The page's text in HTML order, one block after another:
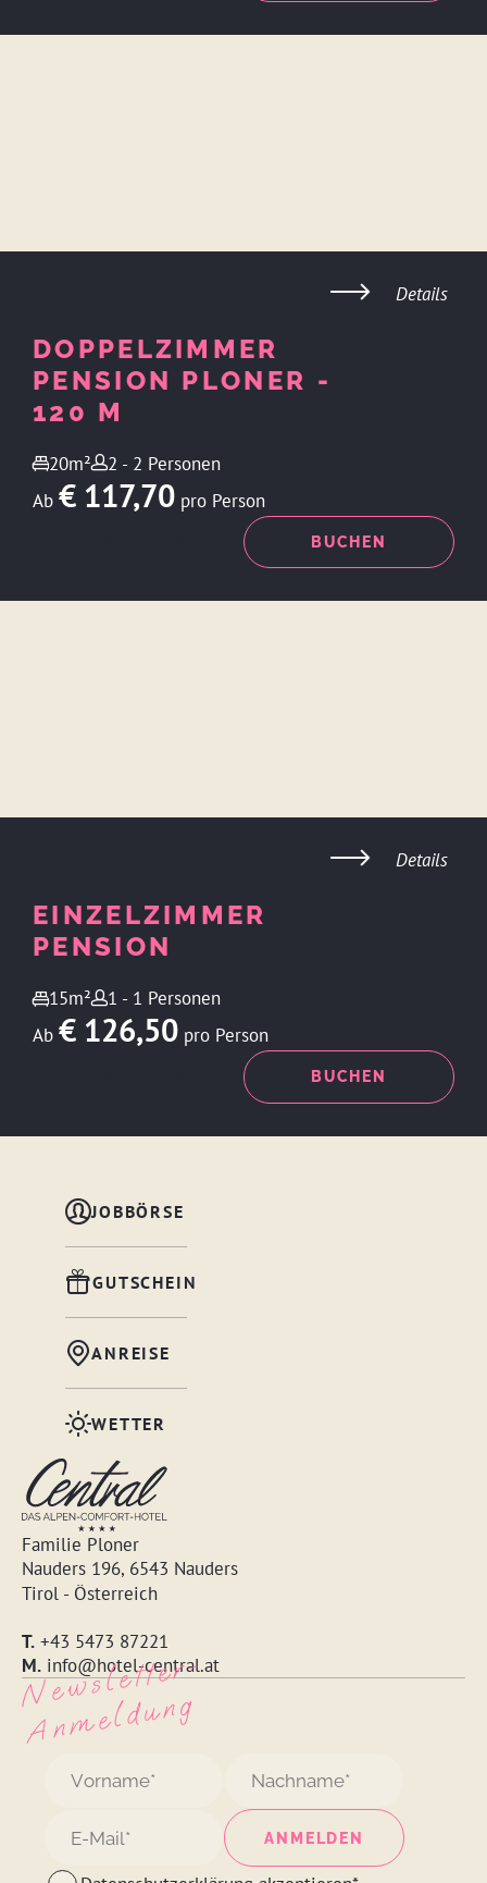
DOPPELZIMMER
PENSION PLONER -
120 M
20m²
2 - 2 Personen
Ab € 117,70 pro Person
BUCHEN
Details
EINZELZIMMER
PENSION
15m²
1 - 1 Personen
Ab € 126,50 pro Person
BUCHEN
Details
Familie Ploner
Nauders 196, 6543 Nauders
Tirol - Österreich
T. +43 5473 87221
M. info@hotel-central.at
JOBBÖRSE
GUTSCHEIN
ANREISE
WETTER
N
e
w
s
l
ett
e
r
-
A
n
m
e
l
d
u
n
g